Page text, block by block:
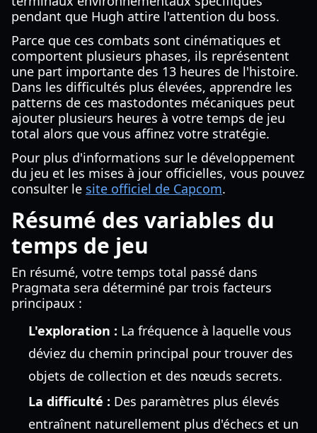
pendant que Hugh attire l'attention du boss.
Parce que ces combats sont cinématiques et
comportent plusieurs phases, ils représentent
une part importante des 13 heures de l'histoire.
Dans les difficultés plus élevées, apprendre les
patterns de ces mastodontes mécaniques peut
ajouter plusieurs heures à votre temps de jeu
total alors que vous affinez votre stratégie.
Pour plus d'informations sur le développement
du jeu et les mises à jour officielles, vous pouvez
consulter le site officiel de Capcom.
Résumé des variables du
temps de jeu
En résumé, votre temps total passé dans
Pragmata sera déterminé par trois facteurs
principaux :
L'exploration : La fréquence à laquelle vous
déviez du chemin principal pour trouver des
objets de collection et des nœuds secrets.
La difficulté : Des paramètres plus élevés
entraînent naturellement plus d'échecs et un